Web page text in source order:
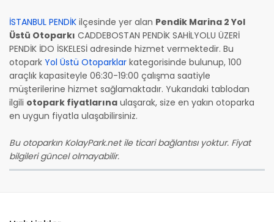
İSTANBUL PENDİK ilçesinde yer alan Pendik Marina 2 Yol
Üstü Otoparkı CADDEBOSTAN PENDİK SAHİLYOLU ÜZERİ
PENDİK İDO İSKELESİ adresinde hizmet vermektedir. Bu
otopark Yol Üstü Otoparklar kategorisinde bulunup, 100
araçlık kapasiteyle 06:30-19:00 çalışma saatiyle
müşterilerine hizmet sağlamaktadır. Yukarıdaki tablodan
ilgili otopark fiyatlarına ulaşarak, size en yakın otoparka
en uygun fiyatla ulaşabilirsiniz.
Bu otoparkın KolayPark.net ile ticari bağlantısı yoktur. Fiyat
bilgileri güncel olmayabilir.